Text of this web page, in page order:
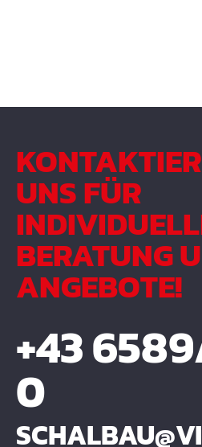
UNS FÜR
BERATUNG
ANGEBOTE!
+43
0